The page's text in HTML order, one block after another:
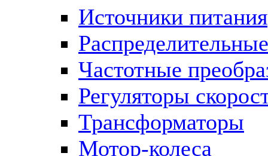
Источники питания
Частотные
Регуляторы
Трансформаторы
Мотор-колеса